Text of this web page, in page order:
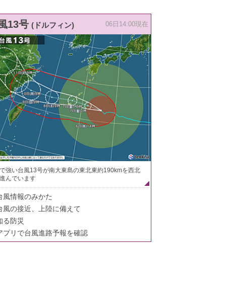
13号 (ドルフィン) 06日14:00現在
強い台風13号が南大東島の東北東約190kmを西北
んでいます
風情報のみかた
風の接近、上陸に備えて
る防災
プリで台風進路予報を確認